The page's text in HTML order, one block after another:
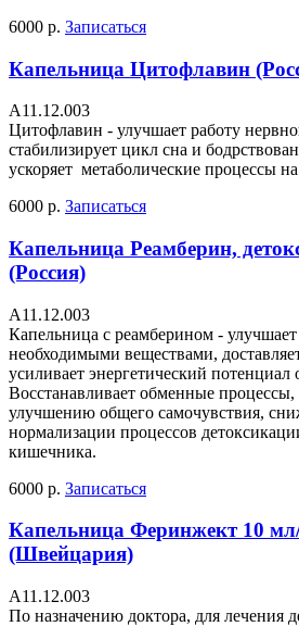
6000 р. Записаться
Капельница Цитофлавин
А11.12.003
Цитофлавин - улучшает работу
стабилизирует цикл сна и
ускоряет метаболические процессы
6000 р. Записаться
Капельница Реамберин,
(Россия)
А11.12.003
Капельница с реамберином -
необходимыми веществами,
усиливает энергетический потенциал
Восстанавливает обменные процессы,
улучшению общего самочувствия,
нормализации процессов
кишечника.
6000 р. Записаться
Капельница Феринжект 10
(Швейцария)
А11.12.003
По назначению доктора, для лечения